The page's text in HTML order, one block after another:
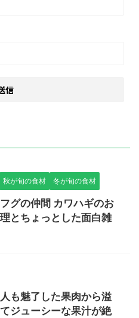
秋が旬の食材 冬が旬の食材
グの仲間 カワハギのお
とちょっとした面白雑
人も魅了した果肉から溢
ジューシーな果汁が絶